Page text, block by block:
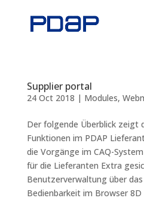
Supplier portal
24 Oct 2018 | Modules,
Der folgende Überblick zeigt
Funktionen im PDAP
die Vorgänge im CAQ-
für die Lieferanten Extra
Benutzerverwaltung über
Bedienbarkeit im Browser 8D